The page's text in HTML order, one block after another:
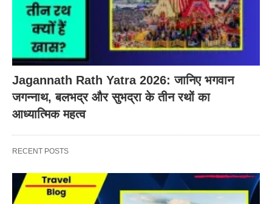
Jagannath Rath Yatra 2026: जानिए भगवान
जगन्नाथ, बलभद्र और सुभद्रा के तीन रथों का
आध्यात्मिक महत्व
RECENT POSTS